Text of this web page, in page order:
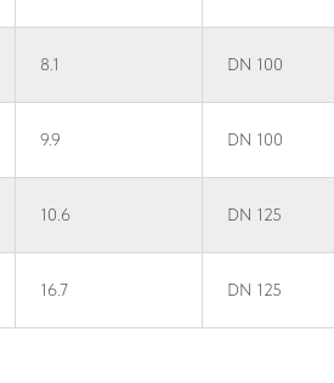
8.1 DN 100
9.9 DN 100
10.6 DN 125
16.7 DN 125